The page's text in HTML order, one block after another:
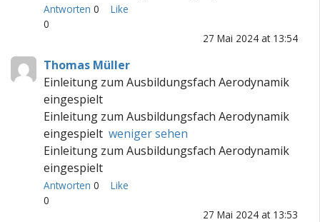
Antworten 0
Like
0
27 Mai 2024 at 13:54
Thomas Müller
Einleitung zum Ausbildungsfach Aerodynamik
eingespielt
Einleitung zum Ausbildungsfach Aerodynamik
eingespielt weniger sehen
Einleitung zum Ausbildungsfach Aerodynamik
eingespielt
Antworten 0
Like
0
27 Mai 2024 at 13:53